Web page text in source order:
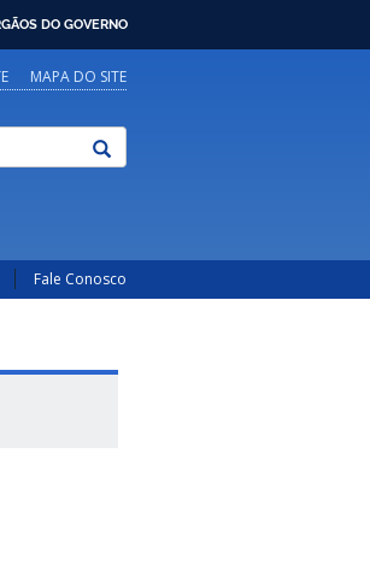
DO GOVERNO
MAPA DO SITE
Fale Conosco